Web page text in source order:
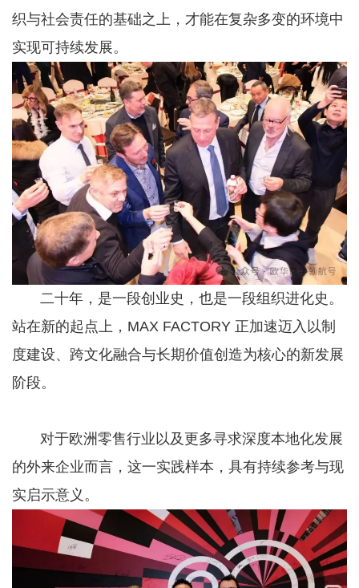
织与社会责任的基础之上，才能在复杂多变的环境中
实现可持续发展。
二十年，是一段创业史，也是一段组织进化史。
站在新的起点上，MAX FACTORY 正加速迈入以制
度建设、跨文化融合与长期价值创造为核心的新发展
阶段。
对于欧洲零售行业以及更多寻求深度本地化发展
的外来企业而言，这一实践样本，具有持续参考与现
实启示意义。